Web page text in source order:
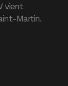
vient
Martin.